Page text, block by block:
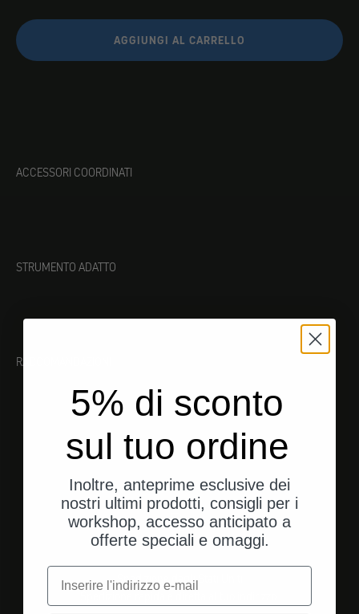
AGGIUNGI AL CARRELLO
ACCESSORI COORDINATI
STRUMENTO ADATTO
RACCOMANDAZIONI
Spedizione dagli Stati Uniti
5% di sconto
sul tuo ordine
Inoltre, anteprime esclusive dei
nostri ultimi prodotti, consigli per i
workshop, accesso anticipato a
offerte speciali e omaggi.
e-mail